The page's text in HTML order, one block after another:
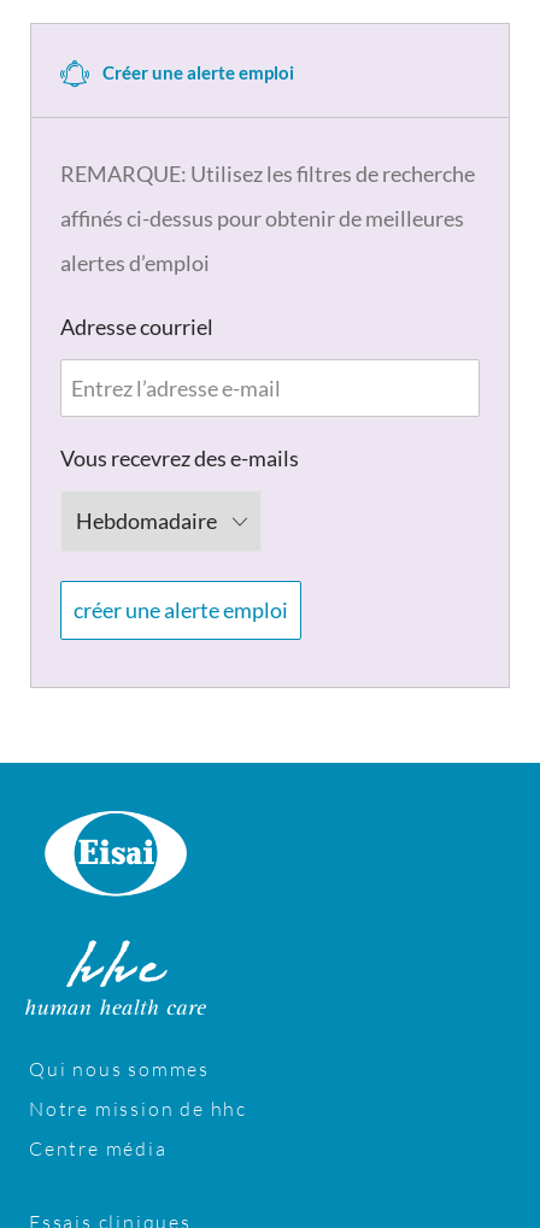
Créer une alerte emploi
REMARQUE: Utilisez les filtres de recherche
affinés ci-dessus pour obtenir de meilleures
alertes d’emploi
Adresse courriel
Vous recevrez des e-mailsRequired
créer une alerte emploi
Qui nous sommes
Notre mission de hhc
Centre média
Essais cliniques